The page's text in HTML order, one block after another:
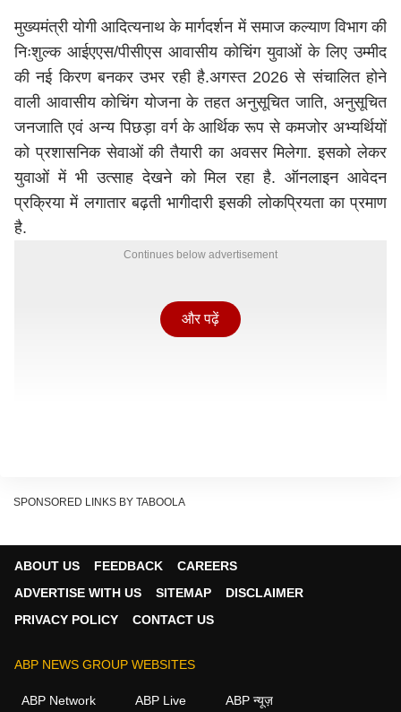
मुख्यमंत्री योगी आदित्यनाथ के मार्गदर्शन में समाज कल्याण विभाग की
निःशुल्क आईएएस/पीसीएस आवासीय कोचिंग युवाओं के लिए उम्मीद
की नई किरण बनकर उभर रही है.अगस्त 2026 से संचालित होने
वाली आवासीय कोचिंग योजना के तहत अनुसूचित जाति, अनुसूचित
जनजाति एवं अन्य पिछड़ा वर्ग के आर्थिक रूप से कमजोर अभ्यर्थियों
को प्रशासनिक सेवाओं की तैयारी का अवसर मिलेगा. इसको लेकर
युवाओं में भी उत्साह देखने को मिल रहा है. ऑनलाइन आवेदन
प्रक्रिया में लगातार बढ़ती भागीदारी इसकी लोकप्रियता का प्रमाण
है.
Continues below advertisement
Hapur News: उद्योगपति के घर बदमाशों का धावा, परिवार को
और पढ़ें
SPONSORED LINKS BY TABOOLA
ABOUT US FEEDBACK
CAREERS
ADVERTISE WITH US
SITEMAP
DISCLAIMER
PRIVACY POLICY
CONTACT US
ABP NEWS GROUP WEBSITES
ABP Network ABP Live ABP न्यूज़